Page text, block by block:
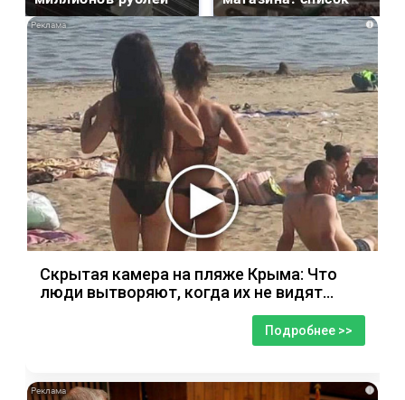
i
Скрытая камера на пляже Крыма: Что
люди вытворяют, когда их не видят...
Подробнее >>
i